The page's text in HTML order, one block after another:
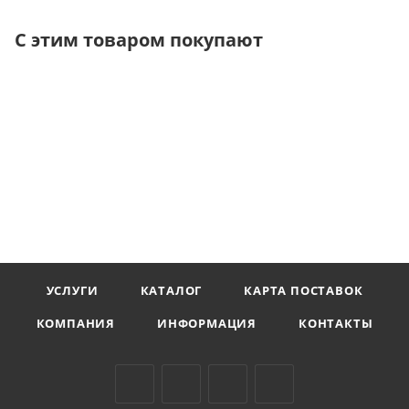
С этим товаром покупают
УСЛУГИ КАТАЛОГ
КАРТА ПОСТАВОК
КОМПАНИЯ
ИНФОРМАЦИЯ КОНТАКТЫ